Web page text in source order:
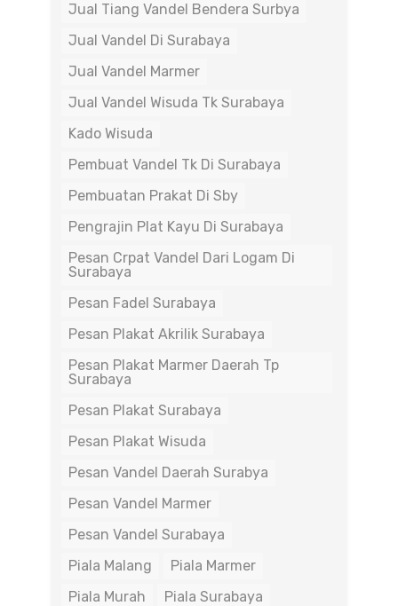
Jual Tiang Vandel Bendera Surbya
Jual Vandel Di Surabaya
Jual Vandel Marmer
Jual Vandel Wisuda Tk Surabaya
Kado Wisuda
Pembuat Vandel Tk Di Surabaya
Pembuatan Prakat Di Sby
Pengrajin Plat Kayu Di Surabaya
Pesan Crpat Vandel Dari Logam Di
Surabaya
Pesan Fadel Surabaya
Pesan Plakat Akrilik Surabaya
Pesan Plakat Marmer Daerah Tp
Surabaya
Pesan Plakat Surabaya
Pesan Plakat Wisuda
Pesan Vandel Daerah Surabya
Pesan Vandel Marmer
Pesan Vandel Surabaya
Piala Malang
Piala Marmer
Piala Murah
Piala Surabaya